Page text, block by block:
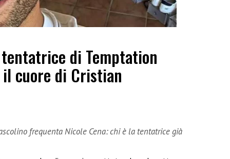
di Temptation
cuore di Cristian
frequenta Nicole Cena: chi è la tentatrice già